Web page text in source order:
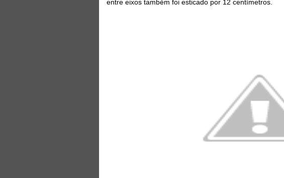
entre eixos também foi esticado por 12 centímetros.